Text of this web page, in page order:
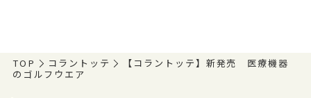
TOP コラントッテ
【コラントッテ】新発売 医療機器
のゴルフウエア